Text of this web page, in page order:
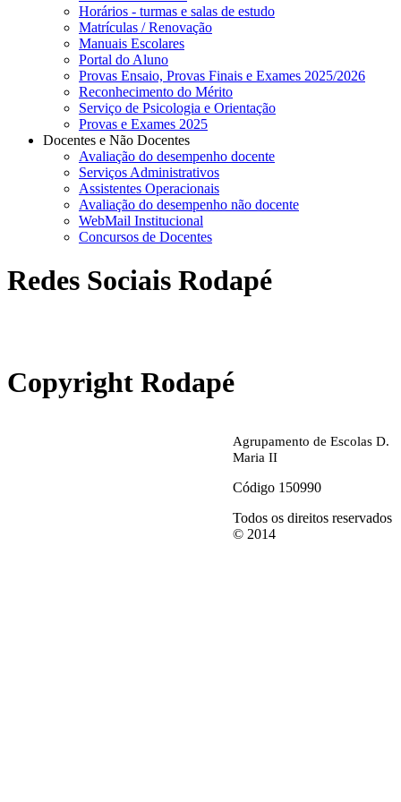
Horários - turmas e salas de estudo
Matrículas / Renovação
Manuais Escolares
Portal do Aluno
Provas Ensaio, Provas Finais e Exames 2025/2026
Reconhecimento do Mérito
Serviço de Psicologia e Orientação
Provas e Exames 2025
Docentes e Não Docentes
Avaliação do desempenho docente
Serviços Administrativos
Assistentes Operacionais
Avaliação do desempenho não docente
WebMail Institucional
Concursos de Docentes
Redes Sociais Rodapé
Copyright Rodapé
Agrupamento de Escolas D.
Maria II
Código 150990
Todos os direitos reservados
© 2014